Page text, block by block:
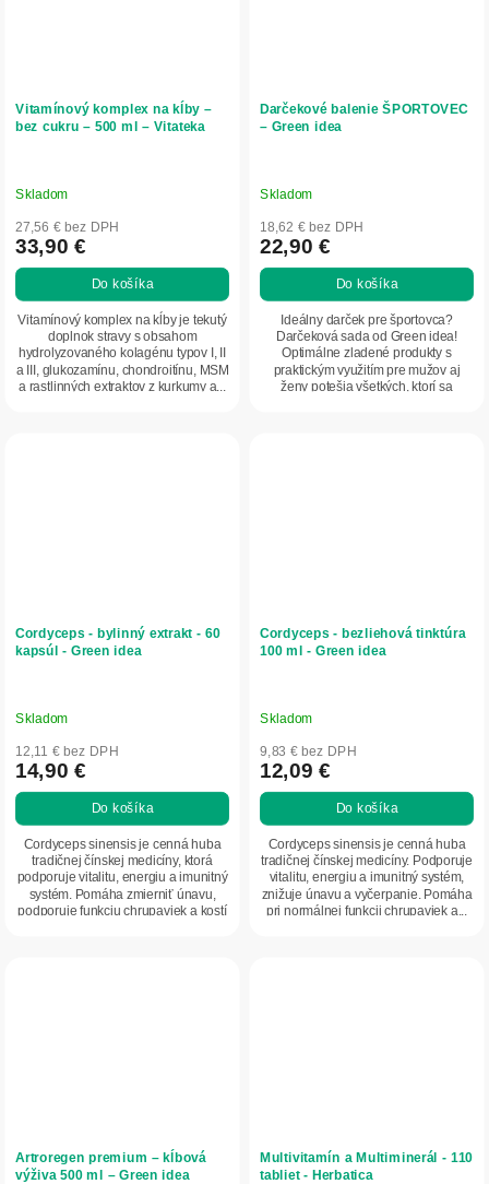
Vitamínový komplex na kĺby –
bez cukru – 500 ml – Vitateka
Skladom
27,56 € bez DPH
33,90 €
Do košíka
Vitamínový komplex na kĺby je tekutý
doplnok stravy s obsahom
hydrolyzovaného kolagénu typov I, II
a III, glukozamínu, chondroitínu, MSM
a rastlinných extraktov z kurkumy a...
Darčekové balenie ŠPORTOVEC
– Green idea
Skladom
18,62 € bez DPH
22,90 €
Do košíka
Ideálny darček pre športovca?
Darčeková sada od Green idea!
Optimálne zladené produkty s
praktickým využitím pre mužov aj
ženy potešia všetkých, ktorí sa
Cordyceps - bylinný extrakt - 60
kapsúl - Green idea
Skladom
12,11 € bez DPH
14,90 €
Do košíka
Cordyceps sinensis je cenná huba
tradičnej čínskej medicíny, ktorá
podporuje vitalitu, energiu a imunitný
systém. Pomáha zmierniť únavu,
podporuje funkciu chrupaviek a kostí
Cordyceps - bezliehová tinktúra
100 ml - Green idea
Skladom
9,83 € bez DPH
12,09 €
Do košíka
Cordyceps sinensis je cenná huba
tradičnej čínskej medicíny. Podporuje
vitalitu, energiu a imunitný systém,
znižuje únavu a vyčerpanie. Pomáha
pri normálnej funkcii chrupaviek a...
Artroregen premium – kĺbová
výživa 500 ml – Green idea
Multivitamín a Multiminerál - 110
tabliet - Herbatica